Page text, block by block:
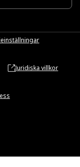
Juridiska villkor